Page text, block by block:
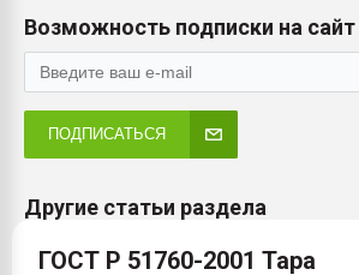
Возможность подписки на сайт
ПОДПИСАТЬСЯ
Другие статьи раздела
ГОСТ Р 51760-2001 Тара